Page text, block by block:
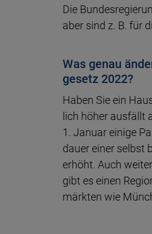
Die
aber sind z. B. für
Was genau
gesetz 2022?
Haben Sie ein
lich höher ausfällt
1. Januar einige
dauer einer selbst
erhöht. Auch
gibt es einen
märk­ten wie